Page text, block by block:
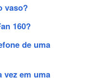
vaso?
160?
de uma
vez em uma